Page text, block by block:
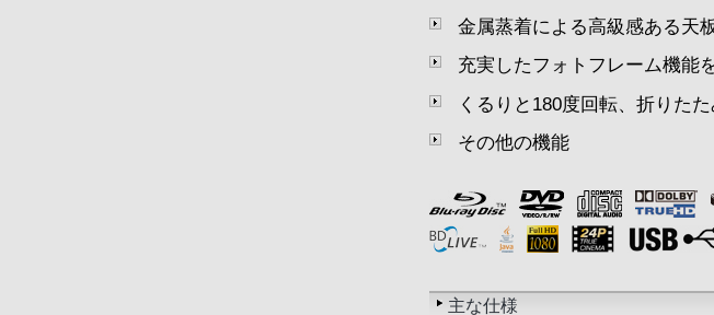
金属蒸着による高級感ある天
充実したフォトフレーム機能
くるりと180度回転、折りた
その他の機能
主な仕様